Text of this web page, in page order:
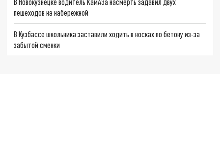
пешеходов на набережной
В Кузбассе школьника заставили ходить в носках по бетону из-за
забытой сменки